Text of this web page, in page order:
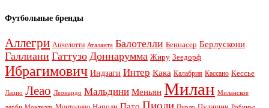
Футбольные бренды
Аллегри Анчелотти Аталанта Балотелли Беннасер Берлускони
Галлиани Гаттузо Доннарумма Жиру Зеедорф
Ибрагимович Индзаги Интер Кака Калабрия Кассано Кессье
Лацио Леао Леонардо Мальдини Меньян Милан Миланское
Монтелла Наполи Пато Пиоли Пирло